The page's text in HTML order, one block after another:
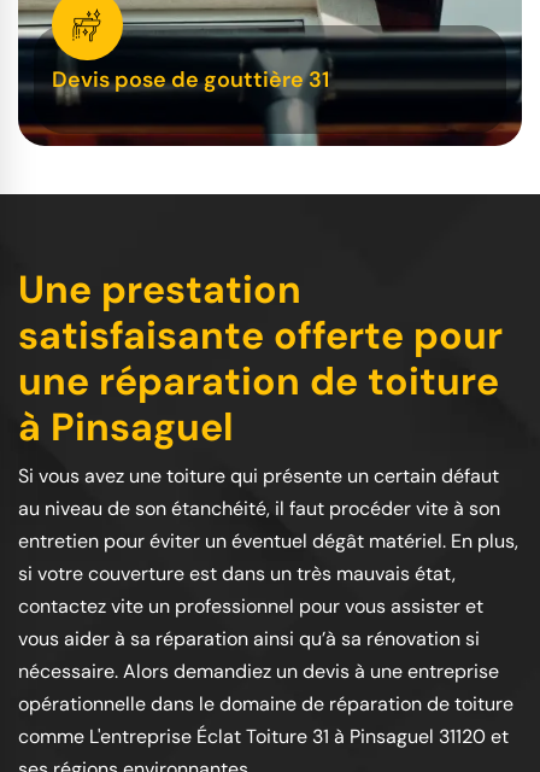
Devis pose de gouttière 31
Une prestation
satisfaisante offerte pour
une réparation de toiture
à Pinsaguel
Si vous avez une toiture qui présente un certain défaut
au niveau de son étanchéité, il faut procéder vite à son
entretien pour éviter un éventuel dégât matériel. En plus,
si votre couverture est dans un très mauvais état,
contactez vite un professionnel pour vous assister et
vous aider à sa réparation ainsi qu’à sa rénovation si
nécessaire. Alors demandiez un devis à une entreprise
opérationnelle dans le domaine de réparation de toiture
comme L'entreprise Éclat Toiture 31 à Pinsaguel 31120 et